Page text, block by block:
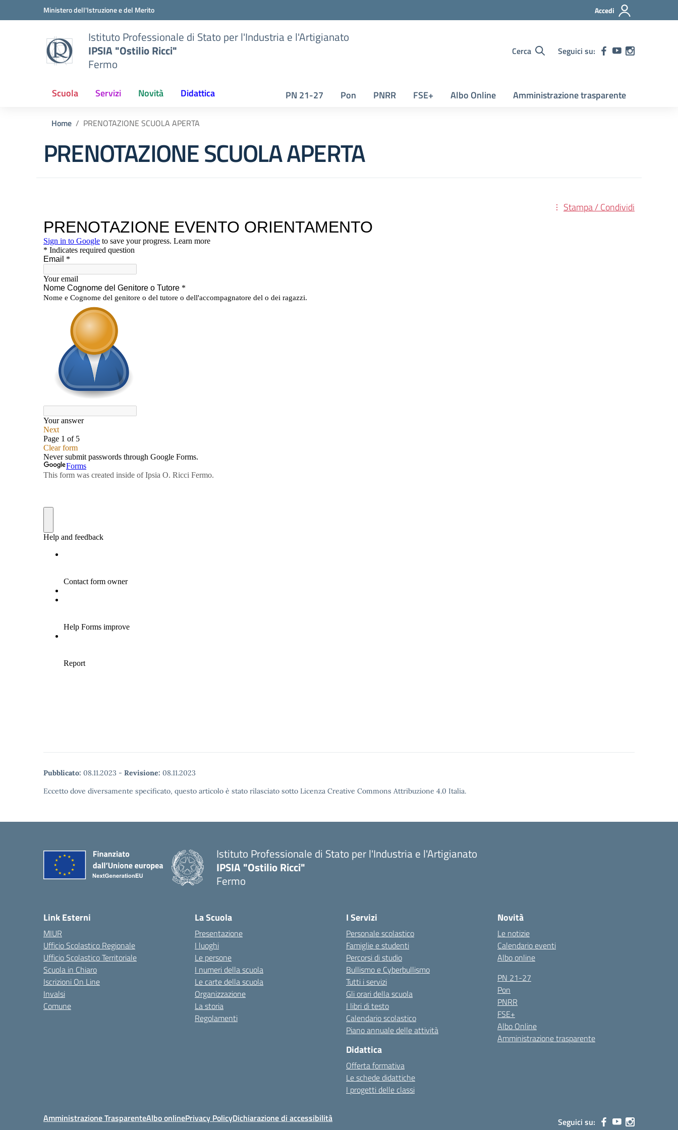
Vai ai contenuti
Vai al menu di navigazioneMinistero dell'Istruzione e del Merito Accedi
Istituto Professionale di Stato per l'Industria e l'Artigianato
IPSIA "Ostilio Ricci"
Fermo
Cerca Seguici su:
Scuola Servizi Novità Didattica PN 21-27 Pon PNRR FSE+ Albo Online Amministrazione trasparente
Home PRENOTAZIONE SCUOLA APERTA
PRENOTAZIONE SCUOLA APERTA
Stampa / Condividi
Pubblicato: 08.11.2023 - Revisione: 08.11.2023
Eccetto dove diversamente specificato, questo articolo è stato rilasciato sotto Licenza Creative Commons Attribuzione 4.0 Italia.
Istituto Professionale di Stato per l'Industria e l'Artigianato
IPSIA "Ostilio Ricci"
Fermo
Link Esterni
MIUR
Ufficio Scolastico Regionale
Ufficio Scolastico Territoriale
Scuola in Chiaro
Iscrizioni On Line
Invalsi
Comune
La Scuola
Presentazione
I luoghi
Le persone
I numeri della scuola
Le carte della scuola
Organizzazione
La storia
Regolamenti
I Servizi
Personale scolastico
Famiglie e studenti
Percorsi di studio
Bullismo e Cyberbullismo
Tutti i servizi
Gli orari della scuola
I libri di testo
Calendario scolastico
Piano annuale delle attività
Didattica
Offerta formativa
Le schede didattiche
I progetti delle classi
Novità
Le notizie
Calendario eventi
Albo online
PN 21-27
Pon
PNRR
FSE+
Albo Online
Amministrazione trasparente
Amministrazione TrasparenteAlbo onlinePrivacy PolicyDichiarazione di accessibilità Seguici su: